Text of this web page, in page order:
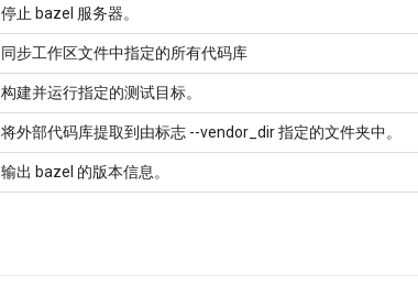
停止 bazel 服务器。
同步工作区文件中指定的所有代码库
构建并运行指定的测试目标。
将外部代码库提取到由标志 --vendor_dir 指定的文件夹中。
输出 bazel 的版本信息。